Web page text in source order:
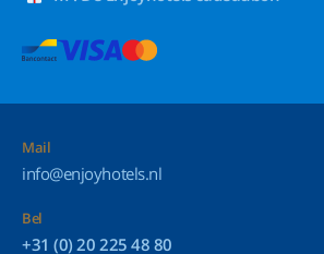
Mail
info@enjoyhotels.nl
Bel
+31 (0) 20 225 48 80